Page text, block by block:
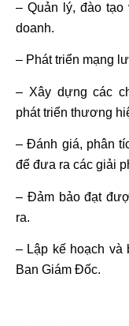
– Quản lý, đào tạo
doanh.
– Phát triển mạng
– Xây dựng các
phát triển thương
– Đánh giá, phân
để đưa ra các giải
– Đảm bảo đạt
ra.
– Lập kế hoạch và
Ban Giám Đốc.